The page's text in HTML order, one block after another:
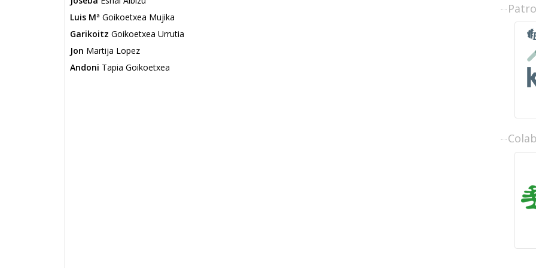
Luis Mª Goikoetxea Mujika
Garikoitz Goikoetxea Urrutia
Jon Martija Lopez
Andoni Tapia Goikoetxea